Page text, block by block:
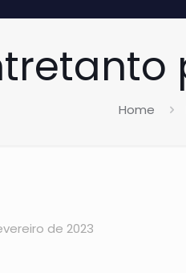
Home
de 2023